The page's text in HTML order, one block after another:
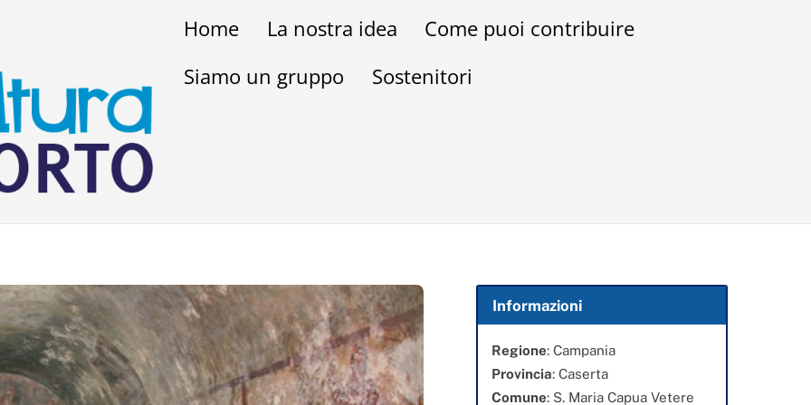
Home La nostra idea
Come puoi contribuire
Siamo un gruppo
Sostenitori
Informazioni
Regione: Campania
Provincia: Caserta
Comune: S. Maria Capua Vetere